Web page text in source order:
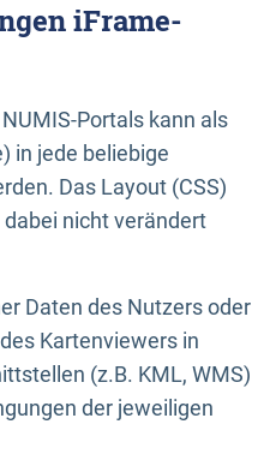
iFrame-
Portals kann als
in jede beliebige
Das Layout (CSS)
nicht verändert
Daten des Nutzers oder
Kartenviewers in
(z.B. KML, WMS)
der jeweiligen